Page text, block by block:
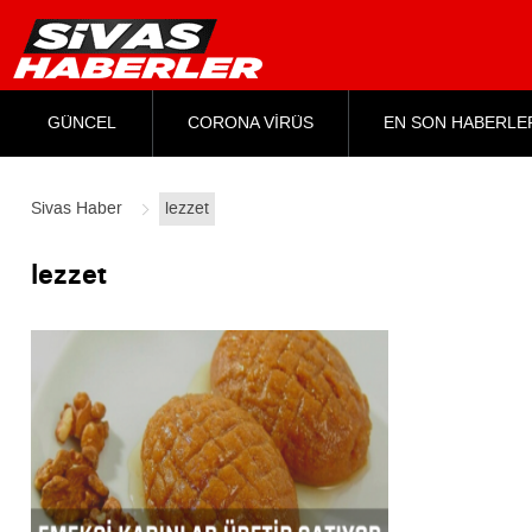
GÜNCEL CORONA VİRÜS EN SON
Sivas Haber lezzet
lezzet